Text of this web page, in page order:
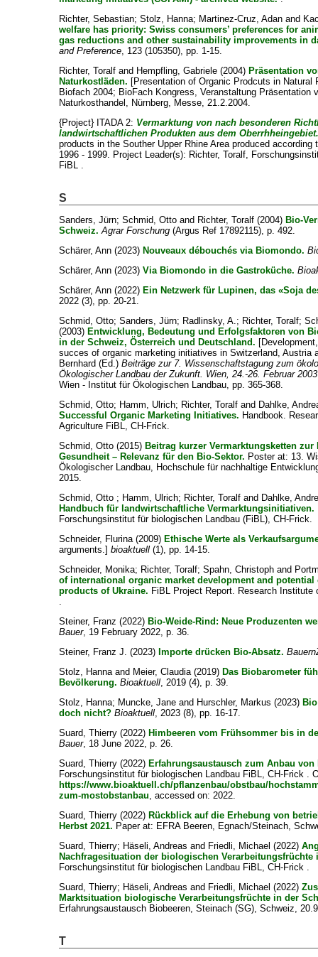
Richter, Sebastian;Stolz, Hanna; Martinez-Cruz, Adan and
welfare has priority: Swiss consumers’ preferences for
gas reductions and other sustainability improvements in
and Preference , 123 (105350), pp. 1-15.
Richter, Toralf and Hempfling, Gabriele (2004)Präsentation
Naturkostläden. [Presentation of Organic Prodcuts in Natural
Biofach 2004; BioFach Kongress, Veranstaltung Präsentation
Naturkosthandel, Nürnberg, Messe, 21.2.2004.
{Project} ITADA 2: Vermarktung von nach besonderen
landwirtschaftlichen Produkten aus dem
products in the Souther Upper Rhine Area produced
1996 - 1999. Project Leader(s): Richter, Toralf ,
FiBL .
S
Sanders, Jürn;Schmid, Otto and Richter, Toralf (2004) Bio-
Schweiz. Agrar Forschung (Argus Ref 17892115), p. 492.
Schärer, Ann (2023) Nouveaux débouchés via Biomondo.
Schärer, Ann (2023)Via Biomondo in die Gastroküche.
Schärer, Ann (2022) Ein Netzwerk für Lupinen, das «Soja
2022 (3), pp. 20-21.
Schmid, Otto;Sanders, Jürn; Radlinsky, A. ; Richter, Toralf;
(2003) Entwicklung, Bedeutung und Erfolgsfaktoren von
in der Schweiz, Österreich und Deutschland.
succes of organic marketing initiatives in Switzerland, Austria
Bernhard (Ed.)Beiträge zur 7. Wissenschaftstagung zum
Ökologischer Landbau der Zukunft. Wien, 24.-26. Februar 2003
Wien - Institut für Ökologischen Landbau, pp. 365-368.
Schmid, Otto; Hamm, Ulrich; Richter, Toralf and Dahlke,
Successful Organic Marketing Initiatives. Handbook.
Agriculture FiBL, CH-Frick.
Schmid, Otto(2015) Beitrag kurzer Vermarktungsketten
Gesundheit – Relevanz für den Bio-Sektor. Poster at: 13.
Ökologischer Landbau, Hochschule für nachhaltige
2015.
Schmid, Otto ; Hamm, Ulrich; Richter, Toralf and Dahlke,
Handbuch für landwirtschaftliche Vermarktungsinitiativen.
Forschungsinstitut für biologischen Landbau (FiBL), CH-Frick.
Schneider, Flurina (2009) Ethische Werte als
arguments.]bioaktuell (1), pp. 14-15.
Schneider, Monika; Richter, Toralf;Spahn, Christoph and
of international organic market development and
products of Ukraine. FiBL Project Report. Research Institute
Steiner, Franz (2022) Bio-Weide-Rind: Neue Produzenten
Bauer, 19 February 2022, p. 36.
Steiner, Franz J. (2023) Importe drücken Bio-Absatz.
Stolz, Hanna and Meier, Claudia (2019) Das Biobarometer
Bevölkerung. Bioaktuell , 2019 (4), p. 39.
Stolz, Hanna; Muncke, Jane and Hurschler, Markus (2023)
doch nicht? Bioaktuell , 2023 (8), pp. 16-17.
Suard, Thierry (2022) Himbeeren vom Frühsommer bis in
Bauer, 18 June 2022, p. 26.
Suard, Thierry (2022) Erfahrungsaustausch zum Anbau
Forschungsinstitut für biologischen Landbau FiBL, CH-Frick .
https://www.bioaktuell.ch/pflanzenbau/obstbau/
zum-mostobstanbau , accessed on: 2022.
Suard, Thierry (2022) Rückblick auf die Erhebung von
Herbst 2021. Paper at: EFRA Beeren, Egnach/Steinach,
Suard, Thierry; Häseli, Andreas and Friedli, Michael (2022)
Nachfragesituation der biologischen Verarbeitungsfrüchte
Forschungsinstitut für biologischen Landbau FiBL, CH-Frick .
Suard, Thierry; Häseli, Andreas and Friedli, Michael (2022)
Marktsituation biologische Verarbeitungsfrüchte in der
Erfahrungsaustausch Biobeeren, Steinach (SG), Schweiz,
T